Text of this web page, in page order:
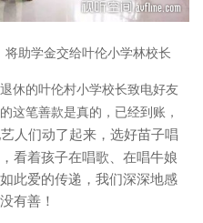
将助学金交给叶伦小学林校长
休的叶伦村小学校长致电好友
这笔善款是真的，已经到账，
人们动了起来，选好苗子唱
看着孩子在唱歌、在唱牛娘
此爱的传递，我们深深地感
有善！